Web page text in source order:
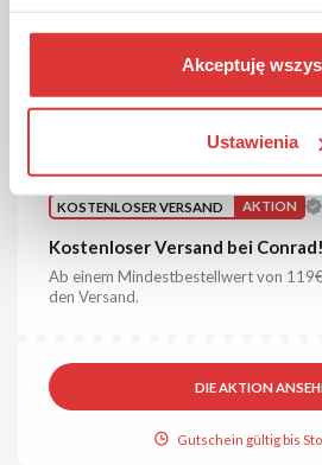
Akceptuję
Ustawienia
KOSTENLOSER VERSAND AKTION
Kostenloser Versand bei Conrad!
Ab einem Mindestbestellwert von
den Versand.
DIE AKTION
Gutschein gültig bis